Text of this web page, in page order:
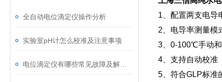
全自动电位滴定仪操作分析
实验室pH计怎么校准及注意事项
1、配置两支电导
2、电导率测量模
3、0-100℃手动
4、支持自动校准
5、符合GLP标准